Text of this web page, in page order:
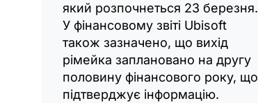
який розпочнеться 23 березня.
У фінансовому звіті Ubisoft
також зазначено, що вихід
рімейка заплановано на другу
половину фінансового року, що
підтверджує інформацію.